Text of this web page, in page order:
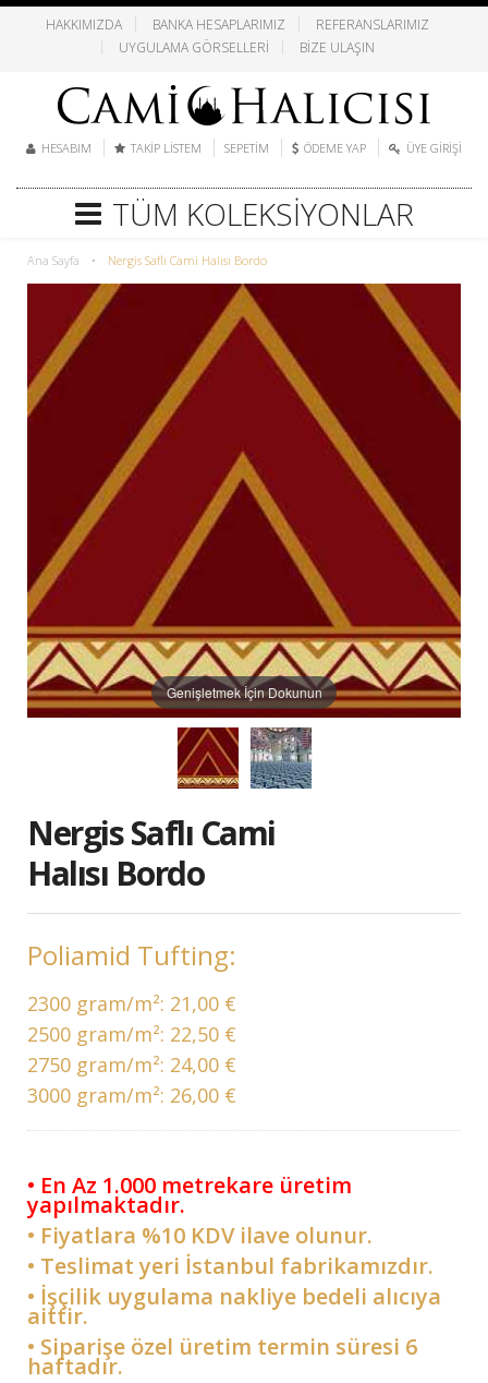
HAKKIMIZDA BANKA HESAPLARIMIZ
REFERANSLARIMIZ
UYGULAMA GÖRSELLERI
BIZE ULAŞIN
HESABIM TAKIP LISTEM SEPETIM ÖDEME YAP ÜYE GIRIŞI
TÜM KOLEKSIYONLAR
Ana Sayfa • Nergis Saflı Cami Halısı Bordo
Genişletmek İçin Dokunun
Nergis Saflı Cami
Halısı Bordo
Poliamid Tufting:
2300 gram/m²: 21,00 €
2500 gram/m²: 22,50 €
2750 gram/m²: 24,00 €
3000 gram/m²: 26,00 €
• En Az 1.000 metrekare üretim
yapılmaktadır.
• Fiyatlara %10 KDV ilave olunur.
• Teslimat yeri İstanbul fabrikamızdır.
• İşçilik uygulama nakliye bedeli alıcıya
aittir.
• Siparişe özel üretim termin süresi 6
haftadır.